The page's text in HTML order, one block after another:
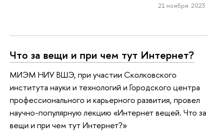
21 ноября 2023
Что за вещи и при чем тут Интернет?
МИЭМ НИУ ВШЭ, при участии Сколковского
института науки и технологий и Городского центра
профессионального и карьерного развития, провел
научно-популярную лекцию «Интернет вещей. Что за
вещи и при чем тут Интернет?»